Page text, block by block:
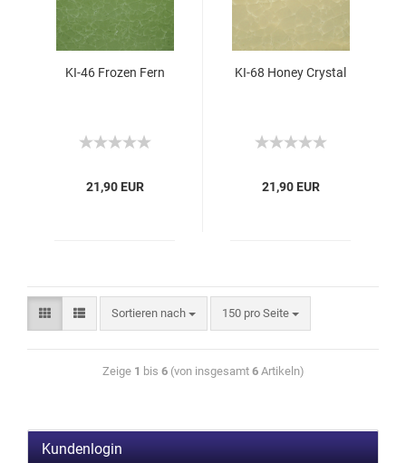
KI-46 Frozen Fern
21,90 EUR
KI-68 Honey Crystal
21,90 EUR
Sortieren nach 150 pro Seite
Zeige 1 bis 6(von insgesamt 6Artikeln)
Kundenlogin